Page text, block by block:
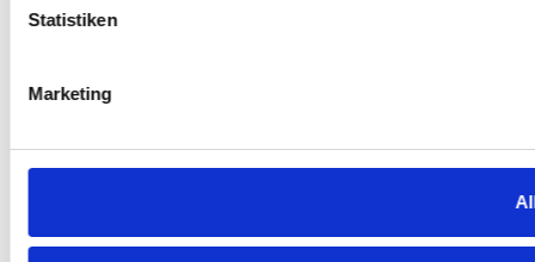
Statistiken
Marketing